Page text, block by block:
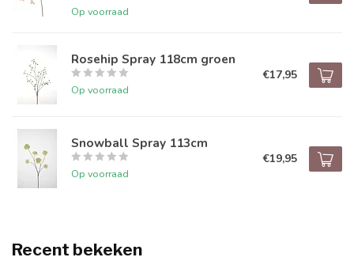
Op voorraad
Rosehip Spray 118cm groen
Op voorraad
€17,95
Snowball Spray 113cm
Op voorraad
€19,95
Recent bekeken